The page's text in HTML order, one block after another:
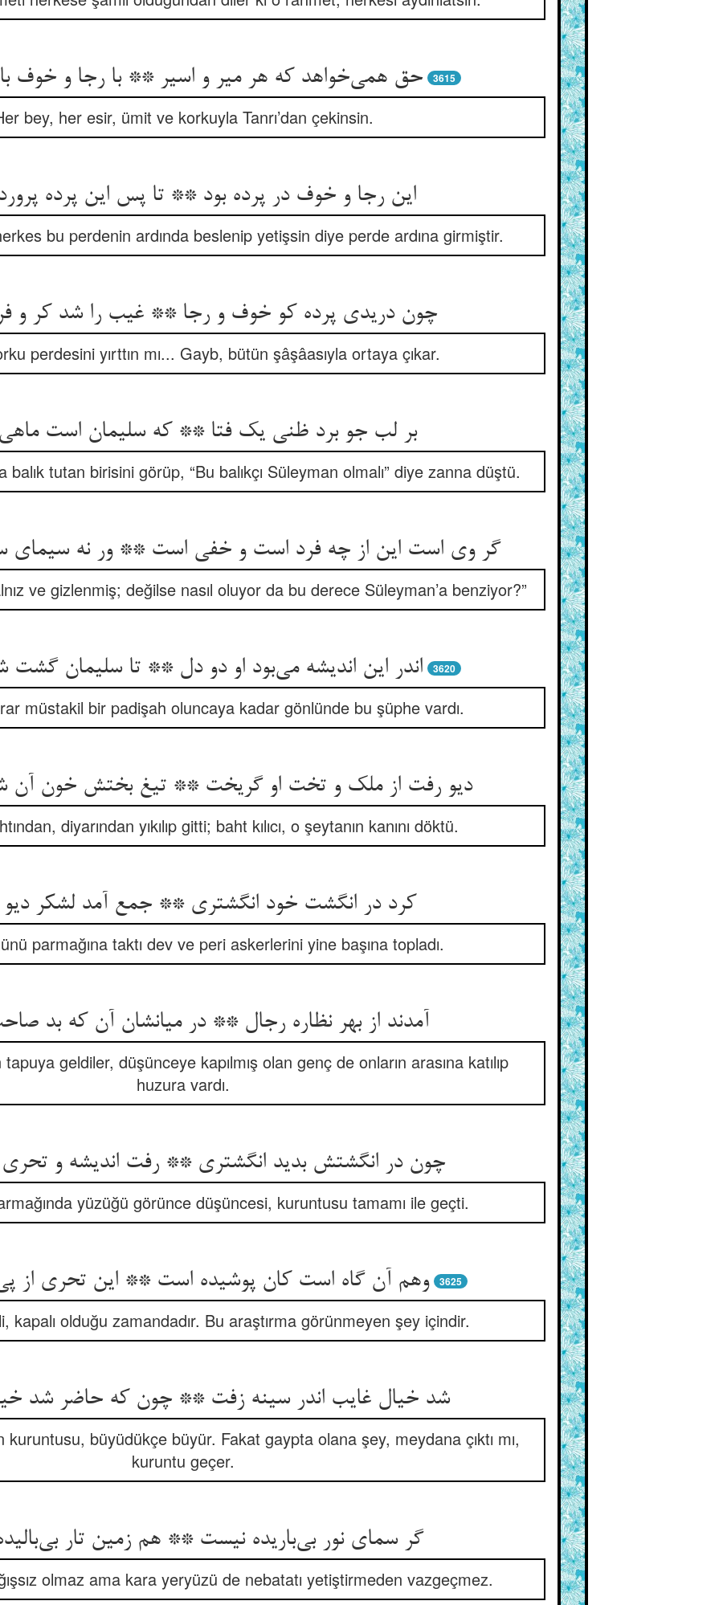
حق همی‌‌خواهد که هر میر و اسیر ** با رجا و خوف 3615
bey, her esir, ümit ve korkuyla Tanrı’dan çekinsin.
این رجا و خوف در پرده بود ** تا پس این پرده
bu perdenin ardında beslenip yetişsin diye perde ardına girmiştir.
چون دریدی پرده کو خوف و رجا ** غیب را شد کر و
perdesini yırttın mı... Gayb, bütün şâşâasıyla ortaya çıkar.
بر لب جو برد ظنی یک فتا ** که سلیمان است
balık tutan birisini görüp, “Bu balıkçı Süleyman olmalı” diye zanna düştü.
ve gizlenmiş; değilse nasıl oluyor da bu derece Süleyman’a benziyor?”
3620
müstakil bir padişah oluncaya kadar gönlünde bu şüphe vardı.
diyarından yıkılıp gitti; baht kılıcı, o şeytanın kanını döktü.
کرد در انگشت خود انگشتری ** جمع آمد لشکر دیو و پری‌‌
parmağına taktı dev ve peri askerlerini yine başına topladı.
geldiler, düşünceye kapılmış olan genç de onların arasına katılıp
huzura vardı.
چون در انگشتش بدید انگشتری ** رفت اندیشه و تحری یک سری‌‌
yüzüğü görünce düşüncesi, kuruntusu tamamı ile geçti.
3625
kapalı olduğu zamandadır. Bu araştırma görünmeyen şey içindir.
büyüdükçe büyür. Fakat gaypta olana şey, meydana çıktı mı,
kuruntu geçer.
olmaz ama kara yeryüzü de nebatatı yetiştirmeden vazgeçmez.